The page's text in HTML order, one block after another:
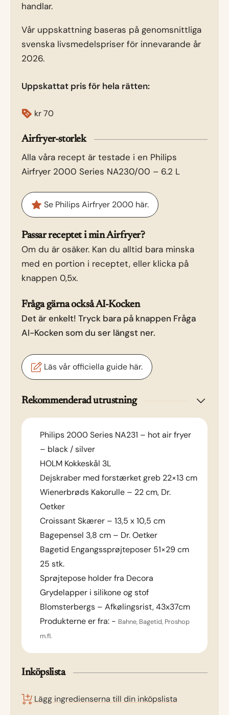
handlar.
Vår uppskattning baseras på genomsnittliga
svenska livsmedelspriser för innevarande år
2026.
Uppskattat pris för hela rätten:
kr70
Airfryer-storlek
Alla våra recept är testade i en Philips
Airfryer 2000 Series NA230/00 – 6.2 L
Se Philips Airfryer 2000 här.
Passar receptet i min Airfryer?
Om du är osäker. Kan du alltid bara minska
med en portion i receptet, eller klicka på
knappen 0,5x.
Fråga gärna också AI-Kocken
Det är enkelt! Tryck bara på knappen Fråga
AI-Kocken som du ser längst ner.
Läs vår officiella guide här.
Rekommenderad utrustning
Philips 2000 Series NA231 – hot air fryer
– black / silver
HOLM Kokkeskål 3L
Dejskraber med forstærket greb 22×13 cm
Wienerbrøds Kakorulle – 22 cm, Dr.
Oetker
Croissant Skærer – 13,5 x 10,5 cm
Bagepensel 3,8 cm – Dr. Oetker
Bagetid Engangssprøjteposer 51×29 cm
25 stk.
Sprøjtepose holder fra Decora
Grydelapper i silikone og stof
Blomsterbergs – Afkølingsrist, 43x37cm
Produkterne er fra: - Bahne, Bagetid, Proshop
m.fl.
Inköpslista
Lägg ingredienserna till din inköpslista